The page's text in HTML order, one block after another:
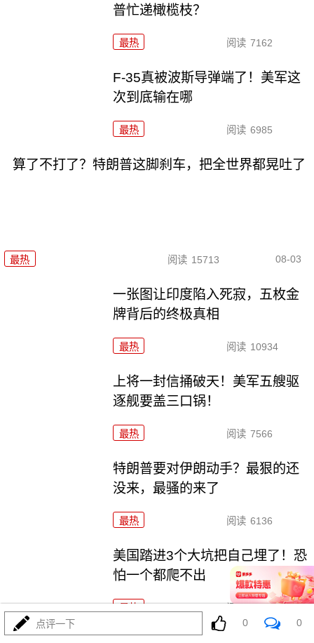
普忙递橄榄枝？
最热 阅读 7162
F-35真被波斯导弹端了！美军这
次到底输在哪
最热 阅读 6985
算了不打了？特朗普这脚刹车，把全世界都晃吐了
最热 阅读 15713 08-03
一张图让印度陷入死寂，五枚金
牌背后的终极真相
最热 阅读 10934
上将一封信捅破天！美军五艘驱
逐舰要盖三口锅！
最热 阅读 7566
特朗普要对伊朗动手？最狠的还
没来，最骚的来了
最热 阅读 6136
美国踏进3个大坑把自己埋了！恐
怕一个都爬不出
最热 阅读 17756
点评一下 0 0